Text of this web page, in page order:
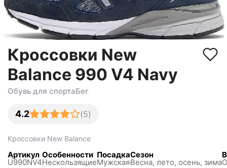
Кроссовки New
Balance 990 V4 Navy
Обувь для спортаБег
4.2 (5)
Кроссовки New Balance
Артикул
U990NV4
Особенности
Нескользящиe
Посадка
Мужская
Сезон
Весна, лето, осень, зима